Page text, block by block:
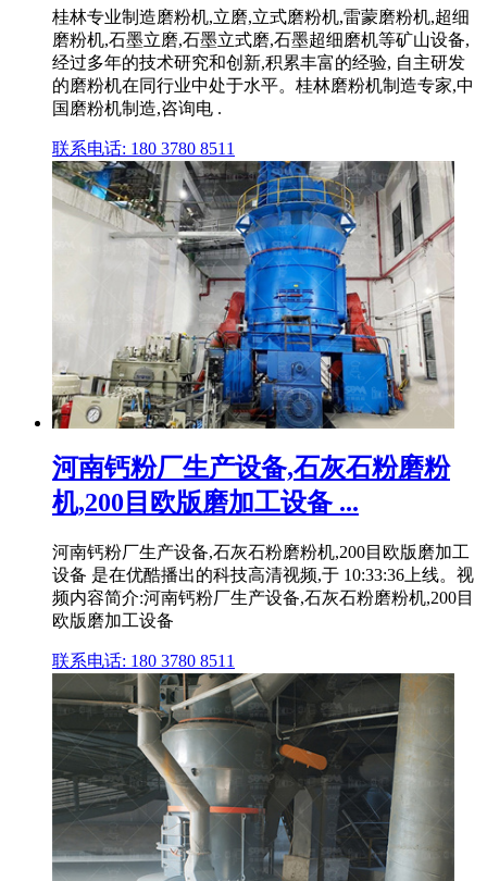
桂林专业制造磨粉机,立磨,立式磨粉机,雷蒙磨粉机,超细
磨粉机,石墨立磨,石墨立式磨,石墨超细磨机等矿山设备,
经过多年的技术研究和创新,积累丰富的经验, 自主研发
的磨粉机在同行业中处于水平。桂林磨粉机制造专家,中
国磨粉机制造,咨询电 .
联系电话: 180 3780 8511
河南钙粉厂生产设备,石灰石粉磨粉
机,200目欧版磨加工设备 ...
河南钙粉厂生产设备,石灰石粉磨粉机,200目欧版磨加工
设备 是在优酷播出的科技高清视频,于 10:33:36上线。视
频内容简介:河南钙粉厂生产设备,石灰石粉磨粉机,200目
欧版磨加工设备
联系电话: 180 3780 8511